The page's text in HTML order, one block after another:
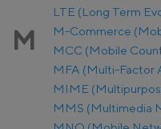
LTE (Long Term
M
M-Commerce
MCC (Mobile
MFA (Multi-Factor
MIME
MMS (Multimedia